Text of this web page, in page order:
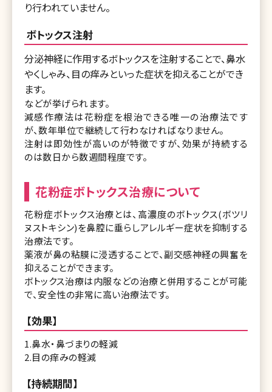
り行われていません。
ボトックス注射
分泌神経に作用するボトックスを注射することで、鼻水
やくしゃみ、目の痒みといった症状を抑えることができ
ます。
などが挙げられます。
減感作療法は花粉症を根治できる唯一の治療法です
が、数年単位で継続して行わなければなりません。
注射は即効性が高いのが特徴ですが、効果が持続する
のは数日から数週間程度です。
花粉症ボトックス治療について
花粉症ボトックス治療とは、高濃度のボトックス(ボツリ
ヌストキシン)を鼻腔に垂らしアレルギー症状を抑制する
治療法です。
薬液が鼻の粘膜に浸透することで、副交感神経の興奮を
抑えることができます。
ボトックス治療は内服などの治療と併用することが可能
で、安全性の非常に高い治療法です。
【効果】
1.鼻水・鼻づまりの軽減
2.目の痒みの軽減
【持続期間】